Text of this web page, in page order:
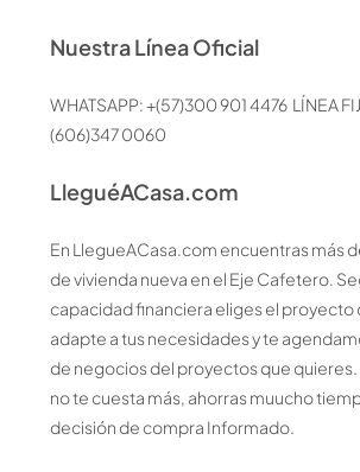
Nuestra Línea Oficial
WHATSAPP: +(57)300 901 4476 LÍNEA
(606)347 0060
LleguéACasa.com
En LlegueACasa.com encuentras más
de vivienda nueva en el Eje Cafetero.
capacidad financiera eliges el proyecto
adapte a tus necesidades y te
de negocios del proyectos que quieres.
no te cuesta más, ahorras muucho
decisión de compra Informado.